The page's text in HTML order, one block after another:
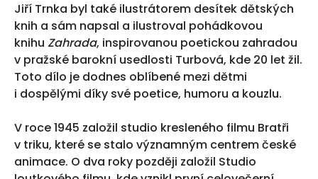
Jiří Trnka byl také ilustrátorem desítek dětských
knih a sám napsal a ilustroval pohádkovou
knihu Zahrada, inspirovanou poetickou zahradou
v pražské barokní usedlosti Turbová, kde 20 let žil.
Toto dílo je dodnes oblíbené mezi dětmi
i dospělými díky své poetice, humoru a kouzlu.
V roce 1945 založil studio kresleného filmu Bratři
v triku, které se stalo významným centrem české
animace. O dva roky později založil Studio